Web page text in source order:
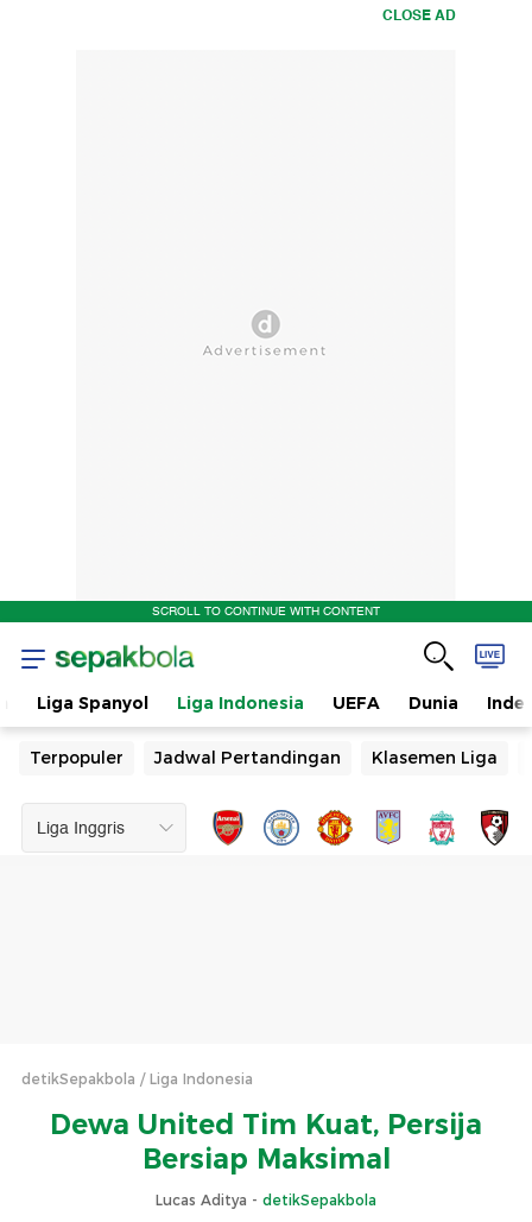
CLOSE AD
SCROLL TO CONTINUE WITH CONTENT
Liga Spanyol Liga Indonesia UEFA Dunia
Terpopuler Jadwal Pertandingan Klasemen Liga
detikSepakbola Liga Indonesia
Dewa United Tim Kuat, Persija
Bersiap Maksimal
Lucas Aditya - detikSepakbola